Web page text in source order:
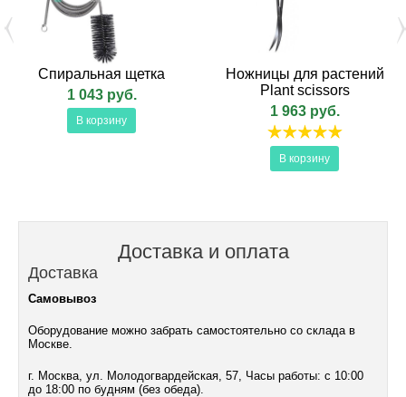
Спиральная щетка
1 043 руб.
В корзину
Ножницы для растений
Plant scissors
1 963 руб.
В корзину
Доставка и оплата
Доставка
Самовывоз
Оборудование можно забрать самостоятельно со склада в
Москве.
г. Москва, ул. Молодогвардейская, 57, Часы работы: с 10:00
до 18:00 по будням (без обеда).